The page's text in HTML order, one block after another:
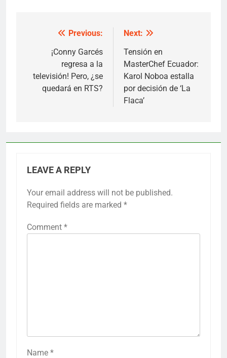
navigation
Previous:
¡Conny Garcés
regresa a la
televisión! Pero, ¿se
quedará en RTS?
Next:
Tensión en
MasterChef Ecuador:
Karol Noboa estalla
por decisión de ‘La
Flaca’
LEAVE A REPLY
Your email address will not be published.
Required fields are marked *
Comment *
Name *